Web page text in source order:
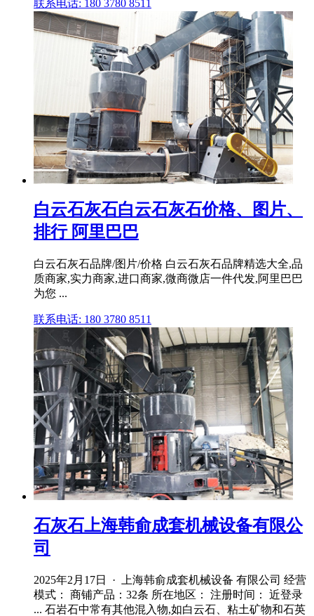
联系电话: 180 3780 8511
白云石灰石白云石灰石价格、图片、
排行 阿里巴巴
白云石灰石品牌/图片/价格 白云石灰石品牌精选大全,品
质商家,实力商家,进口商家,微商微店一件代发,阿里巴巴
为您 ...
联系电话: 180 3780 8511
石灰石上海韩俞成套机械设备有限公
司
2025年2月17日 · 上海韩俞成套机械设备 有限公司 经营
模式： 商铺产品：32条 所在地区： 注册时间： 近登录
... 石岩石中常有其他混入物,如白云石、粘土矿物和石英